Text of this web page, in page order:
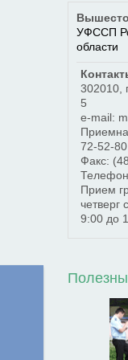
УФССП
области
302010,
5
e-mail:
72-52-80
Факс:
Прием
четверг
9:00 до